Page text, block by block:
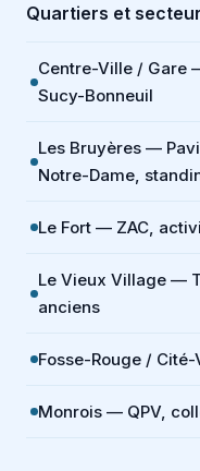
Quartiers et
Centre-Ville / Gare
Sucy-Bonneuil
Les Bruyères —
Notre-Dame,
Le Fort — ZAC,
Le Vieux Village —
anciens
Fosse-Rouge /
Monrois — QPV,